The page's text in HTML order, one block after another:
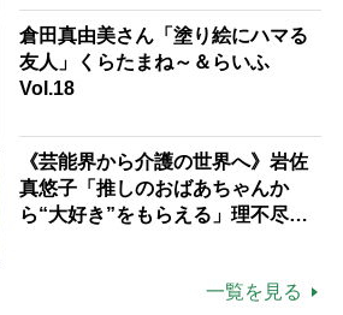
倉田真由美さん「塗り絵にハマる
友人」くらたまね～＆らいふ
Vol.18
《芸能界から介護の世界へ》岩佐
真悠子「推しのおばあちゃんか
ら“大好き”をもらえる」理不尽さ
一覧を見る